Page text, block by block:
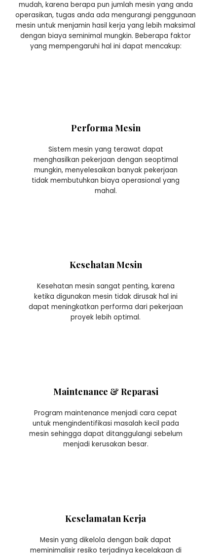
mudah, karena berapa pun jumlah mesin yang anda
operasikan, tugas anda ada mengurangi penggunaan
mesin untuk menjamin hasil kerja yang lebih maksimal
dengan biaya seminimal mungkin. Beberapa faktor
yang mempengaruhi hal ini dapat mencakup:
Performa Mesin
Sistem mesin yang terawat dapat
menghasilkan pekerjaan dengan seoptimal
mungkin, menyelesaikan banyak pekerjaan
tidak membutuhkan biaya operasional yang
mahal.
Kesehatan Mesin
Kesehatan mesin sangat penting, karena
ketika digunakan mesin tidak dirusak hal ini
dapat meningkatkan performa dari pekerjaan
proyek lebih optimal.
Maintenance & Reparasi
Program maintenance menjadi cara cepat
untuk mengindentifikasi masalah kecil pada
mesin sehingga dapat ditanggulangi sebelum
menjadi kerusakan besar.
Keselamatan Kerja
Mesin yang dikelola dengan baik dapat
meminimalisir resiko terjadinya kecelakaan di